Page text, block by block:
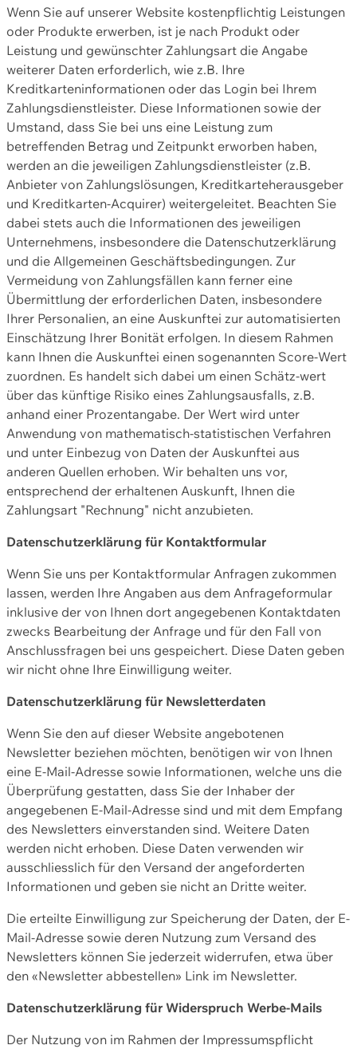
Wenn Sie auf unserer Website kostenpflichtig Leistungen
oder Produkte erwerben, ist je nach Produkt oder
Leistung und gewünschter Zahlungsart die Angabe
weiterer Daten erforderlich, wie z.B. Ihre
Kreditkarteninformationen oder das Login bei Ihrem
Zahlungsdienstleister. Diese Informationen sowie der
Umstand, dass Sie bei uns eine Leistung zum
betreffenden Betrag und Zeitpunkt erworben haben,
werden an die jeweiligen Zahlungsdienstleister (z.B.
Anbieter von Zahlungslösungen, Kreditkarteherausgeber
und Kreditkarten-Acquirer) weitergeleitet. Beachten Sie
dabei stets auch die Informationen des jeweiligen
Unternehmens, insbesondere die Datenschutzerklärung
und die Allgemeinen Geschäftsbedingungen. Zur
Vermeidung von Zahlungsfällen kann ferner eine
Übermittlung der erforderlichen Daten, insbesondere
Ihrer Personalien, an eine Auskunftei zur automatisierten
Einschätzung Ihrer Bonität erfolgen. In diesem Rahmen
kann Ihnen die Auskunftei einen sogenannten Score-Wert
zuordnen. Es handelt sich dabei um einen Schätz-wert
über das künftige Risiko eines Zahlungsausfalls, z.B.
anhand einer Prozentangabe. Der Wert wird unter
Anwendung von mathematisch-statistischen Verfahren
und unter Einbezug von Daten der Auskunftei aus
anderen Quellen erhoben. Wir behalten uns vor,
entsprechend der erhaltenen Auskunft, Ihnen die
Zahlungsart "Rechnung" nicht anzubieten.
Datenschutzerklärung für Kontaktformular
Wenn Sie uns per Kontaktformular Anfragen zukommen
lassen, werden Ihre Angaben aus dem Anfrageformular
inklusive der von Ihnen dort angegebenen Kontaktdaten
zwecks Bearbeitung der Anfrage und für den Fall von
Anschlussfragen bei uns gespeichert. Diese Daten geben
wir nicht ohne Ihre Einwilligung weiter.
Datenschutzerklärung für Newsletterdaten
Wenn Sie den auf dieser Website angebotenen
Newsletter beziehen möchten, benötigen wir von Ihnen
eine E-Mail-Adresse sowie Informationen, welche uns die
Überprüfung gestatten, dass Sie der Inhaber der
angegebenen E-Mail-Adresse sind und mit dem Empfang
des Newsletters einverstanden sind. Weitere Daten
werden nicht erhoben. Diese Daten verwenden wir
ausschliesslich für den Versand der angeforderten
Informationen und geben sie nicht an Dritte weiter.
Die erteilte Einwilligung zur Speicherung der Daten, der E-
Mail-Adresse sowie deren Nutzung zum Versand des
Newsletters können Sie jederzeit widerrufen, etwa über
den «Newsletter abbestellen» Link im Newsletter.
Datenschutzerklärung für Widerspruch Werbe-Mails
Der Nutzung von im Rahmen der Impressumspflicht